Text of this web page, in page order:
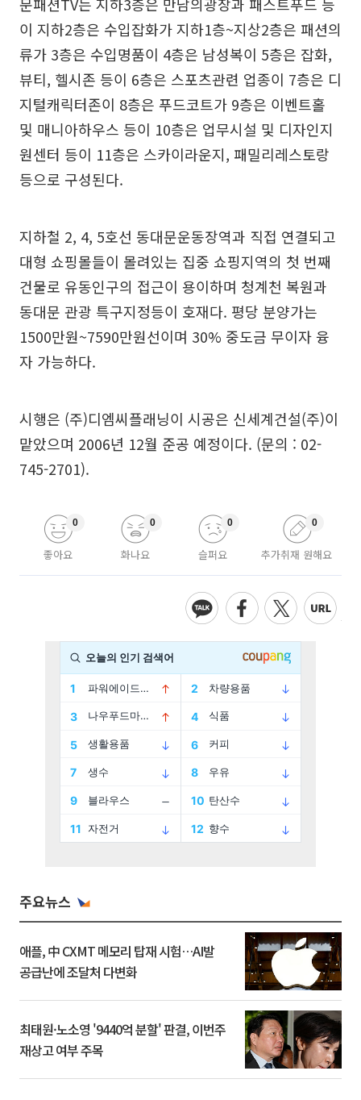
이 지하2층은 수입잡화가 지하1층~지상2층은 패션의
류가 3층은 수입명품이 4층은 남성복이 5층은 잡화,
뷰티, 헬시존 등이 6층은 스포츠관련 업종이 7층은 디
지털캐릭터존이 8층은 푸드코트가 9층은 이벤트홀
및 매니아하우스 등이 10층은 업무시설 및 디자인지
원센터 등이 11층은 스카이라운지, 패밀리레스토랑
등으로 구성된다.
지하철 2, 4, 5호선 동대문운동장역과 직접 연결되고
대형 쇼핑몰들이 몰려있는 집중 쇼핑지역의 첫 번째
건물로 유동인구의 접근이 용이하며 청계천 복원과
동대문 관광 특구지정등이 호재다. 평당 분양가는
1500만원~7590만원선이며 30% 중도금 무이자 융
자 가능하다.
시행은 (주)디엠씨플래닝이 시공은 신세계건설(주)이
맡았으며 2006년 12월 준공 예정이다. (문의 : 02-
745-2701).
좋아요
0
화나요
0
슬퍼요
0
추가취재 원해요
0
주요뉴스
애플, 中 CXMT 메모리 탑재 시험…AI발
공급난에 조달처 다변화
최태원·노소영 '9440억 분할' 판결, 이번주
재상고 여부 주목